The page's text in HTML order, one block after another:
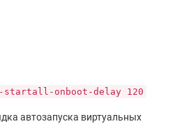
onboot-delay 120
автозапуска виртуальных